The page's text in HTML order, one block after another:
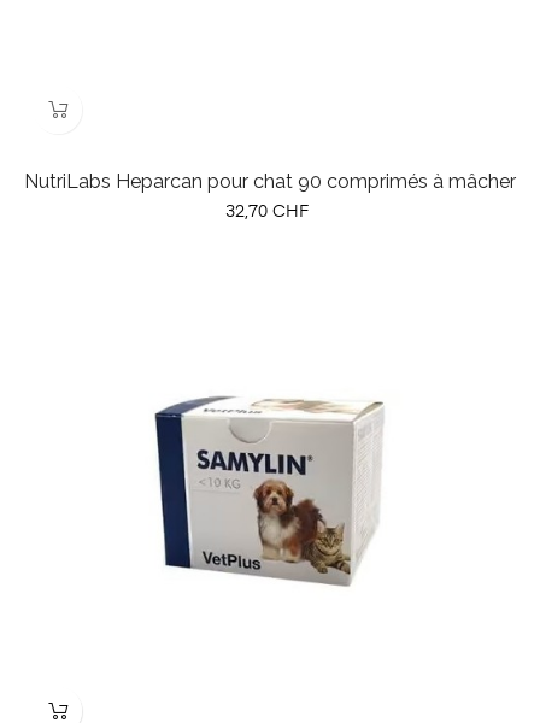
NutriLabs Heparcan pour chat 90 comprimés à mâcher
Prix
32,70 CHF